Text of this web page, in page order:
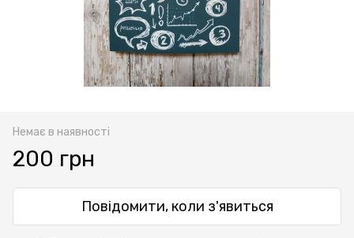
Немає в наявності
200 грн
Повідомити, коли з'явиться